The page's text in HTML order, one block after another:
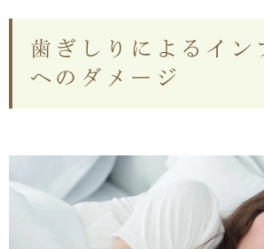
歯ぎしりによるイン
へのダメージ